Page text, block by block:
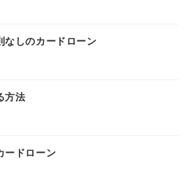
なしのカードローン
方法
ードローン